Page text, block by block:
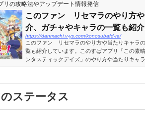
リの攻略法やアップデート情報発信
このファン リセマラのやり方
介、ガチャやキャラの一覧も紹
https://danmachi.v-ys.com/konosubafd-re/
このファン リセマラのやり方や当たりキャラ
覧も紹介しています。このすばアプリ「この素
ンタスティックデイズ」のやり方や当たりキャ
まので是非参考にしてください！このファンは...
ステータス